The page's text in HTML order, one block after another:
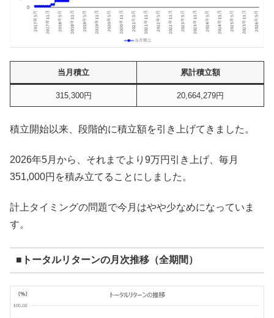
当月積立 累計積立額
315,300円 20,664,279円
積立開始以来、段階的に積立額を引き上げてきました。
2026年5月から、それまでより9万円引き上げ、毎月
351,000円を積み立てることにしました。
計上タイミングの問題で今月はやや少なめになっていま
す。
■トータルリターンの月次推移（全期間）